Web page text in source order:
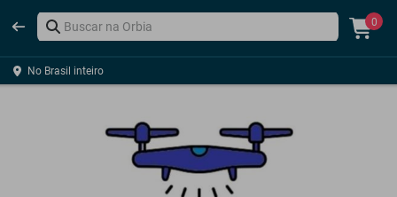
0
No Brasil inteiro